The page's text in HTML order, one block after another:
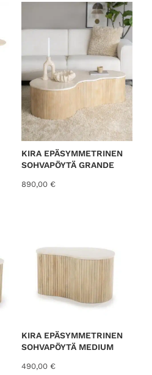
KIRA EPÄSYMMETRINEN
SOHVAPÖYTÄ GRANDE
890,00 €
KIRA EPÄSYMMETRINEN
SOHVAPÖYTÄ MEDIUM
490,00 €